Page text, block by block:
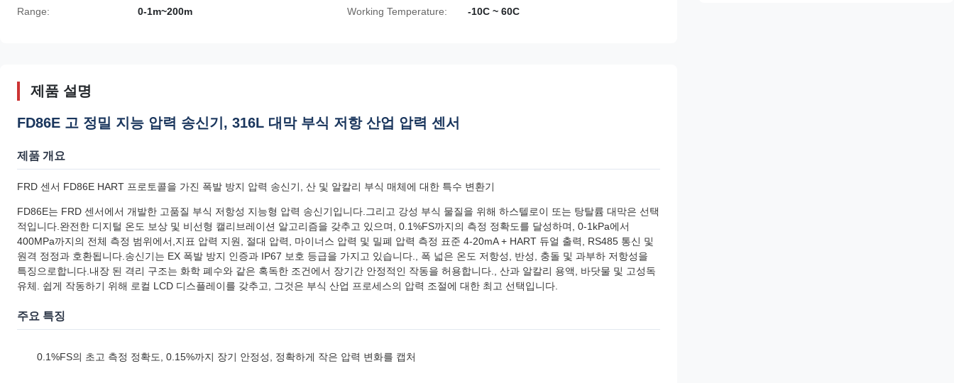
Range: 0-1m~200m Working Temperature: -10C ~ 60C
제품 설명
FD86E 고 정밀 지능 압력 송신기, 316L 대막 부식 저항 산업 압력 센서
제품 개요
FRD 센서 FD86E HART 프로토콜을 가진 폭발 방지 압력 송신기, 산 및 알칼리 부식 매체에 대한 특수 변환기
FD86E는 FRD 센서에서 개발한 고품질 부식 저항성 지능형 압력 송신기입니다.그리고 강성 부식 물질을 위해 하스텔로이 또는 탕탈륨 대막은 선택
적입니다.완전한 디지털 온도 보상 및 비선형 캘리브레이션 알고리즘을 갖추고 있으며, 0.1%FS까지의 측정 정확도를 달성하며, 0-1kPa에서
400MPa까지의 전체 측정 범위에서,지표 압력 지원, 절대 압력, 마이너스 압력 및 밀폐 압력 측정 표준 4-20mA + HART 듀얼 출력, RS485 통신 및
원격 정정과 호환됩니다.송신기는 EX 폭발 방지 인증과 IP67 보호 등급을 가지고 있습니다., 폭 넓은 온도 저항성, 반성, 충돌 및 과부하 저항성을
특징으로합니다.내장 된 격리 구조는 화학 폐수와 같은 혹독한 조건에서 장기간 안정적인 작동을 허용합니다., 산과 알칼리 용액, 바닷물 및 고성독
유체. 쉽게 작동하기 위해 로컬 LCD 디스플레이를 갖추고, 그것은 부식 산업 프로세스의 압력 조절에 대한 최고 선택입니다.
주요 특징
0.1%FS의 초고 측정 정확도, 0.15%까지 장기 안정성, 정확하게 작은 압력 변화를 캡처